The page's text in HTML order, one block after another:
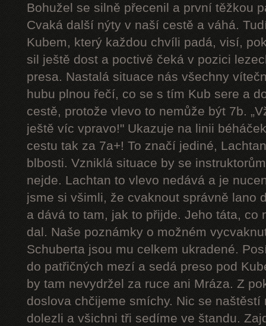
Bohužel se silně přecenil a první těžkou
Cvaká další nýty v naší cestě a váhá.
Kubem, který každou chvíli padá, visí,
sil ještě dost a poctivě čeká v pozici
presa. Nastalá situace nás všechny
hubu plnou řečí, co se s tím Kub sere a
cestě, protože vlevo to nemůže být 7b.
ještě víc vpravo!" Ukazuje na linii
cestu tak za 7a+! To značí jediné,
blbosti. Vzniklá situace by se
nejde. Lachtan to vlevo nedává a je
jsme si všimli, že cvaknout správně lano
a dává to tam, jak to přijde. Jeho táta, co
dal. Naše poznámky o možném
Schuberta jsou mu celkem ukradené.
do patřičných mezí a sedá preso pod
by tam nevydržel za ruce ani Mráza. Z
doslova chčijeme smíchy. Nic se naštěstí
dolezli a všichni tři sedíme ve štandu.